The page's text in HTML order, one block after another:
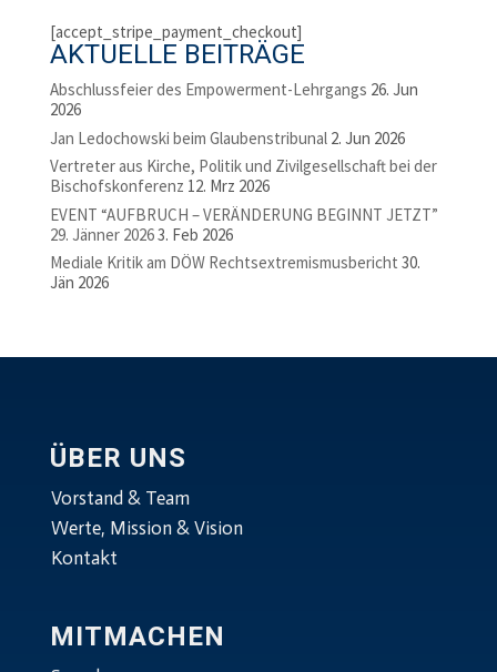
[accept_stripe_payment_checkout]
AKTUELLE BEITRÄGE
Abschlussfeier des Empowerment-Lehrgangs 26. Jun
2026
Jan Ledochowski beim Glaubenstribunal 2. Jun 2026
Vertreter aus Kirche, Politik und Zivilgesellschaft bei der
Bischofskonferenz 12. Mrz 2026
EVENT “AUFBRUCH – VERÄNDERUNG BEGINNT JETZT”
29. Jänner 20263. Feb 2026
Mediale Kritik am DÖW Rechtsextremismusbericht 30.
Jän 2026
ÜBER UNS
Vorstand & Team
Werte, Mission & Vision
Kontakt
MITMACHEN